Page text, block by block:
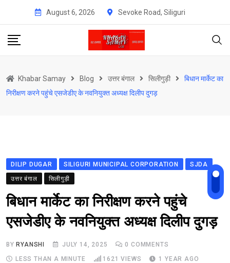
content
August 6, 2026 Sevoke Road, Siliguri
Khabar Samay Blog उत्तर बंगाल सिलीगुड़ी
बिधान मार्केट का
निरीक्षण करने पहुंचे एसजेडीए के नवनियुक्त अध्यक्ष दिलीप दुगड़
DILIP DUGAR SILIGURI MUNICIPAL CORPORATION
SJDA
उत्तर बंगाल
सिलीगुड़ी
बिधान मार्केट का निरीक्षण करने पहुंचे
एसजेडीए के नवनियुक्त अध्यक्ष दिलीप दुगड़
BY RYANSHI JULY 14, 2025 0 COMMENTS
LESS THAN A MINUTE
1621 VIEWS 1 YEAR AGO